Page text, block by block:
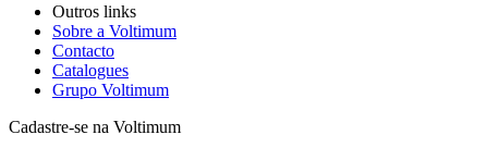
Outros links
Sobre a Voltimum
Contacto
Catalogues
Grupo Voltimum
Cadastre-se na Voltimum